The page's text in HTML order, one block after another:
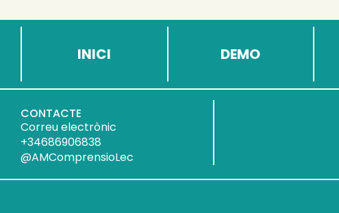
INICI DEMO
CONTACTE
Correu electrònic
+34686906838
@AMComprensioLec